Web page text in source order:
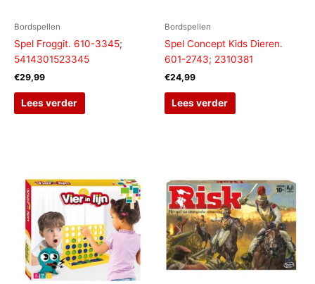
Bordspellen
Spel Froggit. 610-3345;
5414301523345
€29,99
Lees verder
Bordspellen
Spel Concept Kids Dieren.
601-2743; 2310381
€24,99
Lees verder